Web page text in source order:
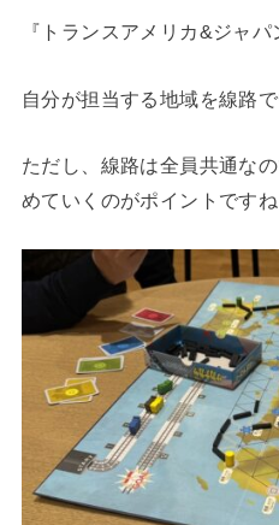
『トランスアメリカ&ジャパ
自分が担当する地域を線路
ただし、線路は全員共通な
めていくのがポイントですね